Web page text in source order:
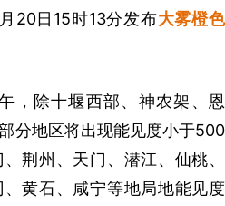
20日15时13分发布大雾橙色
，除十堰西部、神农架、恩
分地区将出现能见度小于500
荆州、天门、潜江、仙桃、
黄石、咸宁等地局地能见度